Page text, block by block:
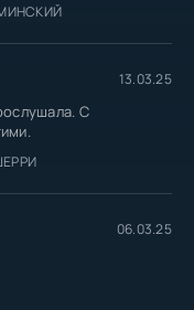
13.03.25
С
06.03.25